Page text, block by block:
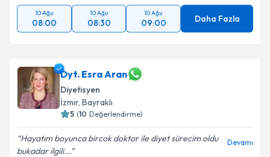
10 Ağu
08:00
10 Ağu
08:30
10 Ağu
09:00 Daha Fazla
Dyt. Esra Aran
Diyetisyen
İzmir, Bayraklı
5 (10 Değerlendirme)
Hayatım boyunca bircok doktor ile diyet sürecim oldu
bukadar ilgili...
Devamı